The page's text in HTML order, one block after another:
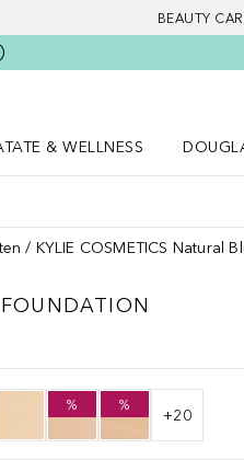
BEAUTY
& WELLNESS
KYLIE COSMETICS Natural
% %
+20